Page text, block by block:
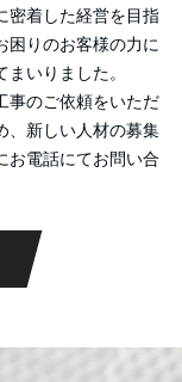
密着した経営を目指
困りのお客様の力に
いりました。
事のご依頼をいただ
、新しい人材の募集
お電話にてお問い合